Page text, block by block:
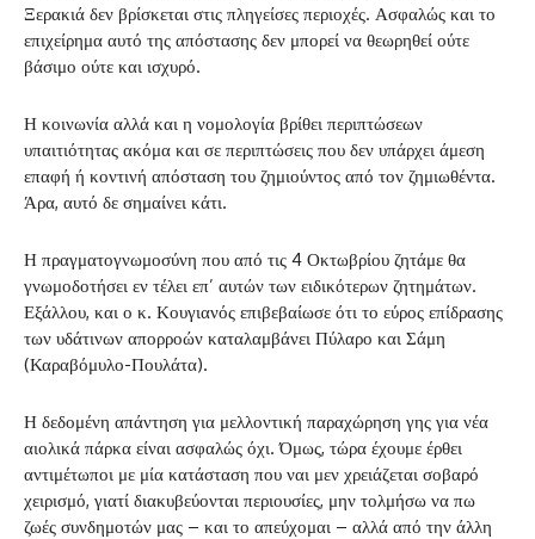
Ξερακιά δεν βρίσκεται στις πληγείσες περιοχές. Ασφαλώς και το
επιχείρημα αυτό της απόστασης δεν μπορεί να θεωρηθεί ούτε
βάσιμο ούτε και ισχυρό.
Η κοινωνία αλλά και η νομολογία βρίθει περιπτώσεων
υπαιτιότητας ακόμα και σε περιπτώσεις που δεν υπάρχει άμεση
επαφή ή κοντινή απόσταση του ζημιούντος από τον ζημιωθέντα.
Άρα, αυτό δε σημαίνει κάτι.
Η πραγματογνωμοσύνη που από τις 4 Οκτωβρίου ζητάμε θα
γνωμοδοτήσει εν τέλει επ’ αυτών των ειδικότερων ζητημάτων.
Εξάλλου, και ο κ. Κουγιανός επιβεβαίωσε ότι το εύρος επίδρασης
των υδάτινων απορροών καταλαμβάνει Πύλαρο και Σάμη
(Καραβόμυλο-Πουλάτα).
Η δεδομένη απάντηση για μελλοντική παραχώρηση γης για νέα
αιολικά πάρκα είναι ασφαλώς όχι. Όμως, τώρα έχουμε έρθει
αντιμέτωποι με μία κατάσταση που ναι μεν χρειάζεται σοβαρό
χειρισμό, γιατί διακυβεύονται περιουσίες, μην τολμήσω να πω
ζωές συνδημοτών μας – και το απεύχομαι – αλλά από την άλλη